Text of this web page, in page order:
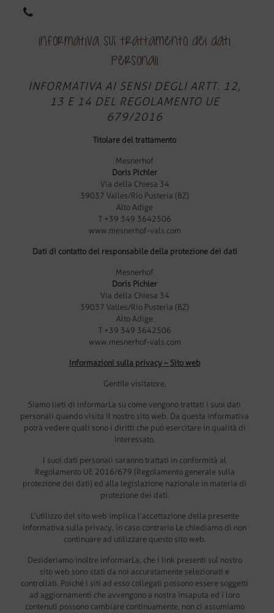
Informativa sul trattamento dei dati
personali
INFORMATIVA AI SENSI DEGLI ARTT. 12,
13 E 14 DEL REGOLAMENTO UE
679/2016
Titolare del trattamento
Mesnerhof
Doris Pichler
Via della Chiesa 34
39037 Valles/Rio Pusteria (BZ)
Alto Adige
T +39 349 3642506
www.mesnerhof-vals.com
Dati di contatto del responsabile della protezione dei dati
Mesnerhof
Doris Pichler
Via della Chiesa 34
39037 Valles/Rio Pusteria (BZ)
Alto Adige
T +39 349 3642506
www.mesnerhof-vals.com
Informazioni sulla privacy – Sito web
Gentile visitatore,
Siamo lieti di informarLa su come vengono trattati i suoi dati
personali quando visita il nostro sito web. Da questa informativa
potrà vedere quali sono i diritti che può esercitare in qualità di
interessato.
I suoi dati personali saranno trattati in conformità al
Regolamento UE 2016/679 (Regolamento generale sulla
protezione dei dati) ed alla legislazione nazionale in materia di
protezione dei dati.
L’utilizzo del sito web implica l’accettazione della presente
informativa sulla privacy, in caso contrario Le chiediamo di non
continuare ad utilizzare questo sito web.
Desideriamo inoltre informarLa, che i link presenti sul nostro
sito web sono stati da noi accuratamente selezionati e
controllati. Poiché i siti ad esso collegati possono essere soggetti
ad aggiornamenti che avvengono a nostra insaputa ed i loro
contenuti possono cambiare continuamente, non ci assumiamo